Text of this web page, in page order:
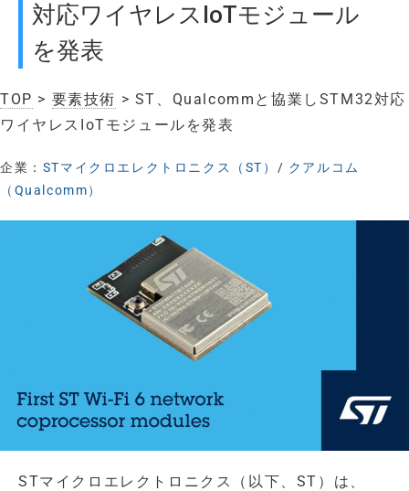
対応ワイヤレスIoTモジュール
を発表
TOP > 要素技術 > ST、Qualcommと協業しSTM32対応
ワイヤレスIoTモジュールを発表
企業： STマイクロエレクトロニクス（ST） / クアルコム
（Qualcomm）
STマイクロエレクトロニクス（以下、ST）は、